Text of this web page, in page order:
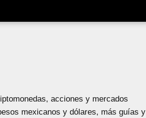
acciones y mercados
mexicanos y dólares, más guías y